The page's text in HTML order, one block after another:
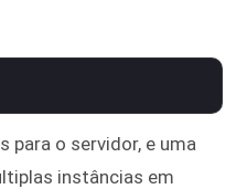
para o servidor, e uma
instâncias em